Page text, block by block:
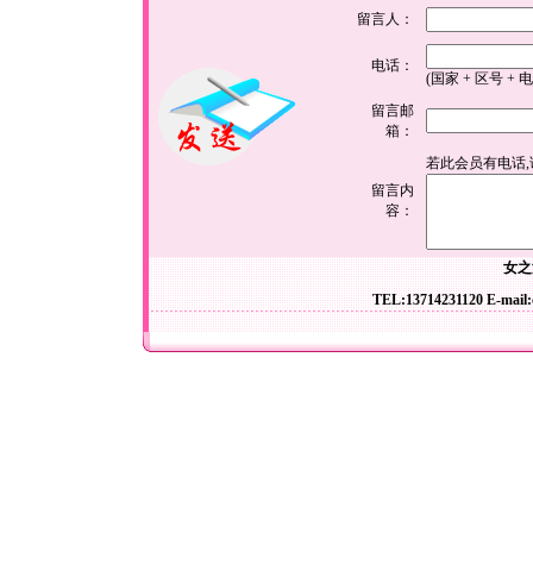
留言人：
电话：
(国家 + 区号 +
留言邮
箱：
留言内
容：
若此会员有电话
女
TEL:13714231120 E-mail: